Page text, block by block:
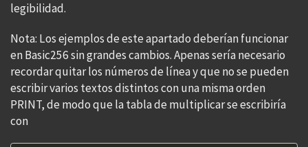
legibilidad.
Nota: Los ejemplos de este apartado deberían funcionar
en Basic256 sin grandes cambios. Apenas sería necesario
recordar quitar los números de línea y que no se pueden
escribir varios textos distintos con una misma orden
PRINT, de modo que la tabla de multiplicar se escribiría
con